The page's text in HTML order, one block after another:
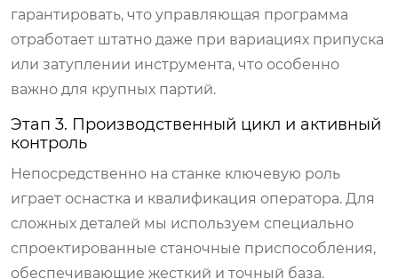
гарантировать, что управляющая программа
отработает штатно даже при вариациях припуска
или затуплении инструмента, что особенно
важно для крупных партий.
Этап 3. Производственный цикл и активный
контроль
Непосредственно на станке ключевую роль
играет оснастка и квалификация оператора. Для
сложных деталей мы используем специально
спроектированные станочные приспособления,
обеспечивающие жесткий и точный база.